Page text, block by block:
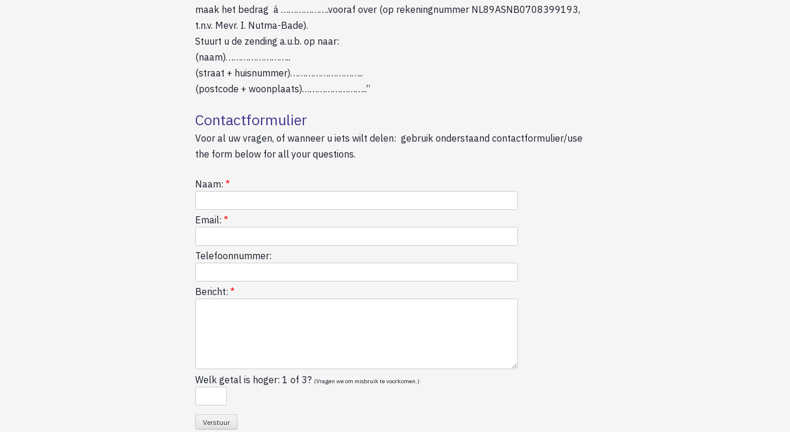
maak het bedrag á ……………….vooraf over (op rekeningnummer NL89ASNB0708399193,
t.n.v. Mevr. I. Nutma-Bade).
Stuurt u de zending a.u.b. op naar:
(naam)……………………..
(straat + huisnummer)………………………..
(postcode + woonplaats)……………………..“
Contactformulier
Voor al uw vragen, of wanneer u iets wilt delen: gebruik onderstaand contactformulier/use
the form below for all your questions.
Naam: *
Email: *
Telefoonnummer:
Bericht: *
Welk getal is hoger: 1 of 3? (Vragen we om misbruik te voorkomen.)